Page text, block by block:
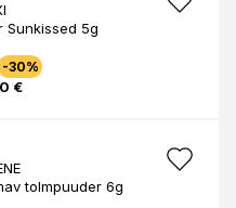
Sunkissed 5g
-30%
€
tolmpuuder 6g